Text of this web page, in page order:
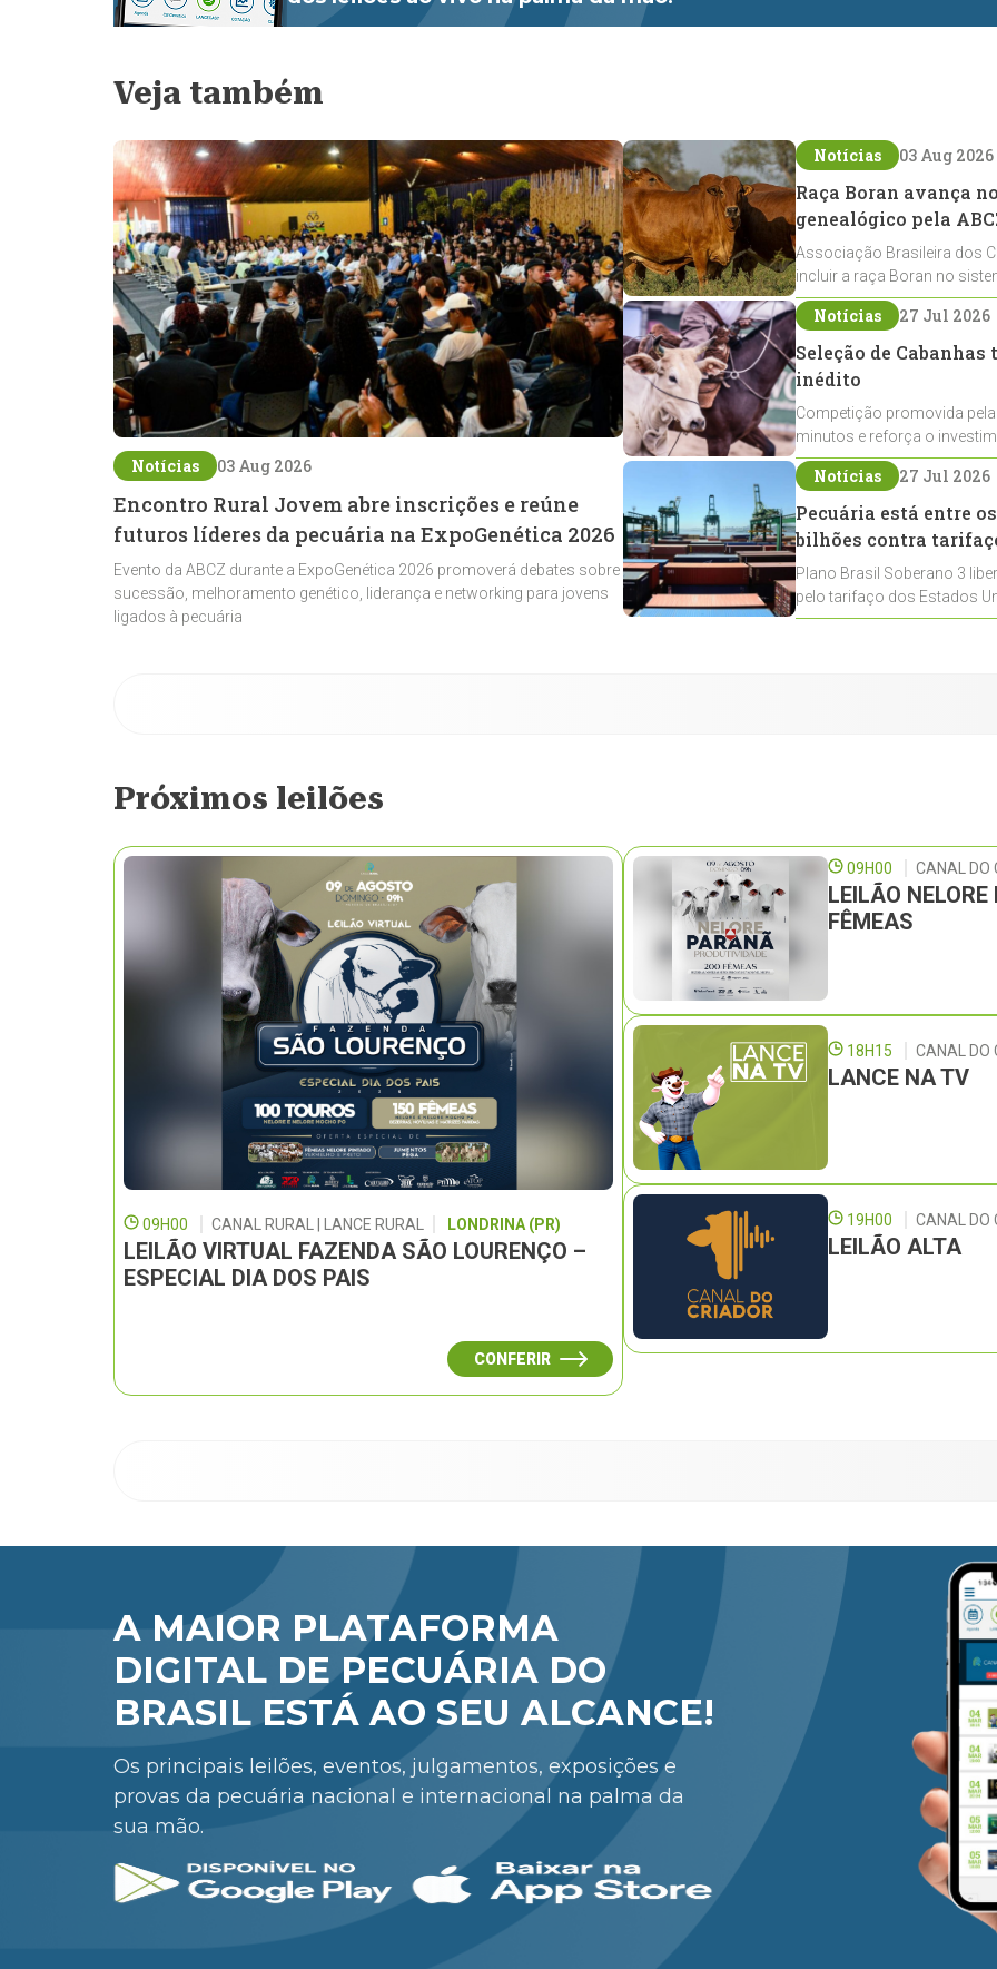
Veja também
Notícias 03 Aug 2026
Encontro Rural Jovem abre inscrições e reúne
futuros líderes da pecuária na ExpoGenética 2026
Evento da ABCZ durante a ExpoGenética 2026 promoverá debates sobre
sucessão, melhoramento genético, liderança e networking para jovens
ligados à pecuária
Notícias 03 Aug 2026
Raça Boran avança
genealógico pela
Associação Brasileira dos
incluir a raça Boran no
expansão na pecuária
Notícias 27 Jul 2026
Seleção de
inédito
Competição promovida
minutos e reforça o
Crioulos voltados ao laço
Notícias 27 Jul 2026
Pecuária está entre
bilhões contra
Plano Brasil Soberano 3
pelo tarifaço dos Estados
contemplados
Próximos leilões
09H00 CANAL RURAL | LANCE RURAL LONDRINA (PR)
LEILÃO VIRTUAL FAZENDA SÃO LOURENÇO –
ESPECIAL DIA DOS PAIS
CONFERIR
09H00 CANAL DO
LEILÃO
FÊMEAS
18H15 CANAL DO
LANCE NA TV
19H00 CANAL DO
LEILÃO ALTA
A MAIOR PLATAFORMA
DIGITAL DE PECUÁRIA DO
BRASIL ESTÁ AO SEU ALCANCE!
Os principais leilões, eventos, julgamentos, exposições e
provas da pecuária nacional e internacional na palma da
sua mão.